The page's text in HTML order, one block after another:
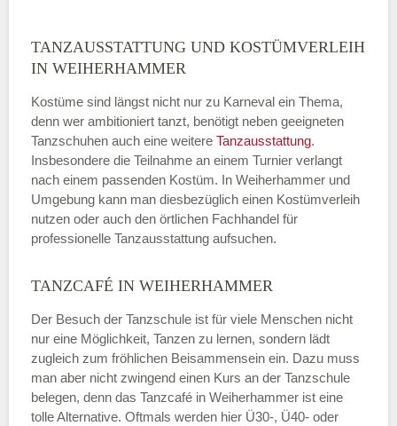
TANZAUSSTATTUNG UND KOSTÜMVERLEIH
IN WEIHERHAMMER
Kostüme sind längst nicht nur zu Karneval ein Thema,
denn wer ambitioniert tanzt, benötigt neben geeigneten
Tanzschuhen auch eine weitere Tanzausstattung.
Insbesondere die Teilnahme an einem Turnier verlangt
nach einem passenden Kostüm. In Weiherhammer und
Umgebung kann man diesbezüglich einen Kostümverleih
nutzen oder auch den örtlichen Fachhandel für
professionelle Tanzausstattung aufsuchen.
TANZCAFÉ IN WEIHERHAMMER
Der Besuch der Tanzschule ist für viele Menschen nicht
nur eine Möglichkeit, Tanzen zu lernen, sondern lädt
zugleich zum fröhlichen Beisammensein ein. Dazu muss
man aber nicht zwingend einen Kurs an der Tanzschule
belegen, denn das Tanzcafé in Weiherhammer ist eine
tolle Alternative. Oftmals werden hier Ü30-, Ü40- oder